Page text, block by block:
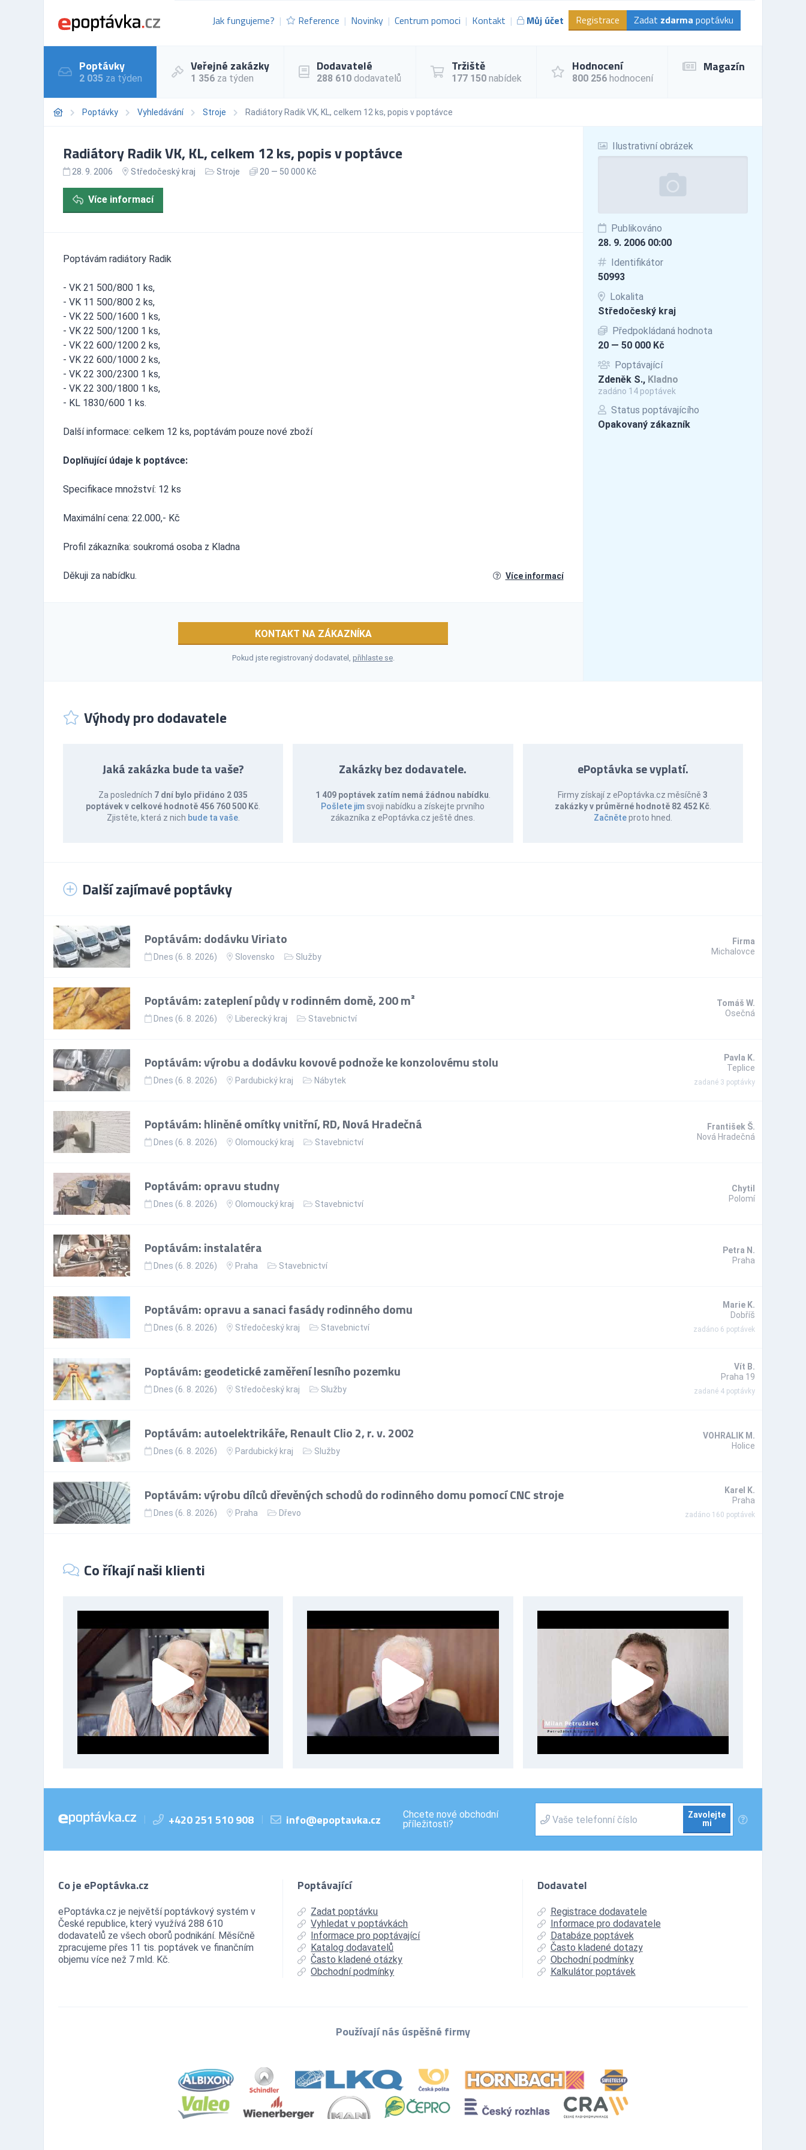
Jak fungujeme? Reference Novinky Centrum pomoci Kontakt Můj účet Registrace Zadat zdarma poptávku
Poptávky
2 035 za týden
Veřejné zakázky
1 356 za týden
Dodavatelé
288 610 dodavatelů
Tržiště
177 150 nabídek
Hodnocení
800 256 hodnocení
Magazín
Poptávky Vyhledávání Stroje Radiátory Radik VK, KL, celkem 12 ks, popis v poptávce
Ilustrativní obrázek
Publikováno
28. 9. 2006 00:00
Identifikátor
50993
Lokalita
Středočeský kraj
Předpokládaná hodnota
20 — 50 000 Kč
Poptávající
Zdeněk S., Kladno
zadáno 14 poptávek
Status poptávajícího
Opakovaný zákazník
Radiátory Radik VK, KL, celkem 12 ks, popis v poptávce
28. 9. 2006 Středočeský kraj Stroje 20 — 50 000 Kč
Více informací
Poptávám radiátory Radik
- VK 21 500/800 1 ks,
- VK 11 500/800 2 ks,
- VK 22 500/1600 1 ks,
- VK 22 500/1200 1 ks,
- VK 22 600/1200 2 ks,
- VK 22 600/1000 2 ks,
- VK 22 300/2300 1 ks,
- VK 22 300/1800 1 ks,
- KL 1830/600 1 ks.
Další informace: celkem 12 ks, poptávám pouze nové zboží
Doplňující údaje k poptávce:
Specifikace množství: 12 ks
Maximální cena: 22.000,- Kč
Profil zákazníka: soukromá osoba z Kladna
Děkuji za nabídku. Více informací
KONTAKT NA ZÁKAZNÍKA
Pokud jste registrovaný dodavatel, přihlaste se.
Výhody pro dodavatele
Jaká zakázka bude ta vaše?
Za posledních 7 dní bylo přidáno 2 035
poptávek v celkové hodnotě 456 760 500 Kč
Zjistěte, která z nich bude ta vaše.
Zakázky bez dodavatele.
1 409 poptávek zatím nemá žádnou nabídku
Pošlete jim svoji nabídku a získejte prvního
zákazníka z ePoptávka.cz ještě dnes.
ePoptávka se vyplatí.
Firmy získají z ePoptávka.cz měsíčně3
zakázky v průměrné hodnotě 82 452 Kč.
Začněteproto hned.
Další zajímavé poptávky
Poptávám: dodávku Viriato
Dnes (6. 8. 2026) Slovensko Služby
Firma
Michalovce
Poptávám: zateplení půdy v rodinném domě, 200 m²
Dnes (6. 8. 2026) Liberecký kraj Stavebnictví
Tomáš W.
Osečná
Poptávám: výrobu a dodávku kovové podnože ke konzolovému stolu
Dnes (6. 8. 2026) Pardubický kraj Nábytek
Pavla K.
Teplice
zadané 3 poptávky
Poptávám: hliněné omítky vnitřní, RD, Nová Hradečná
Dnes (6. 8. 2026) Olomoucký kraj Stavebnictví
František Š.
Nová Hradečná
Poptávám: opravu studny
Dnes (6. 8. 2026) Olomoucký kraj Stavebnictví
Chytil
Polomí
Poptávám: instalatéra
Dnes (6. 8. 2026) Praha Stavebnictví
Petra N.
Praha
Poptávám: opravu a sanaci fasády rodinného domu
Dnes (6. 8. 2026) Středočeský kraj Stavebnictví
Marie K.
Dobříš
zadáno 6 poptávek
Poptávám: geodetické zaměření lesního pozemku
Dnes (6. 8. 2026) Středočeský kraj Služby
Vít B.
Praha 19
zadané 4 poptávky
Poptávám: autoelektrikáře, Renault Clio 2, r. v. 2002
Dnes (6. 8. 2026) Pardubický kraj Služby
VOHRALIK M.
Holice
Poptávám: výrobu dílců dřevěných schodů do rodinného domu pomocí CNC stroje
Dnes (6. 8. 2026) Praha Dřevo
Karel K.
Praha
zadáno 160 poptávek
Co říkají naši klienti
| +420 251 510 908 | info@epoptavka.cz
Chcete nové obchodní
příležitosti?
Zavolejte
mi
Co je ePoptávka.cz
ePoptávka.cz je největší poptávkový systém v
České republice, který využívá 288 610
dodavatelů ze všech oborů podnikání. Měsíčně
zpracujeme přes 11 tis. poptávek ve finančním
objemu více než 7 mld. Kč.
Poptávající
Zadat poptávku
Vyhledat v poptávkách
Informace pro poptávající
Katalog dodavatelů
Často kladené otázky
Obchodní podmínky
Dodavatel
Registrace dodavatele
Informace pro dodavatele
Databáze poptávek
Často kladené dotazy
Obchodní podmínky
Kalkulátor poptávek
Používají nás úspěšné firmy